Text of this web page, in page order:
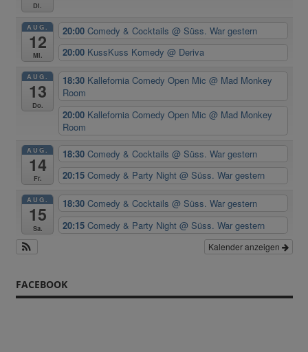
Di.
AUG.
12
Mi.
20:00Comedy & Cocktails@ Süss. War gestern
20:00 KussKuss Komedy@ Deriva
AUG.
13
Do.
18:30 Kallefornia Comedy Open Mic@ Mad Monkey
Room
20:00 Kallefornia Comedy Open Mic@ Mad Monkey
Room
AUG.
14
Fr.
18:30Comedy & Cocktails@ Süss. War gestern
20:15Comedy & Party Night@ Süss. War gestern
AUG.
15
Sa.
18:30Comedy & Cocktails@ Süss. War gestern
20:15Comedy & Party Night@ Süss. War gestern
Kalender anzeigen
FACEBOOK